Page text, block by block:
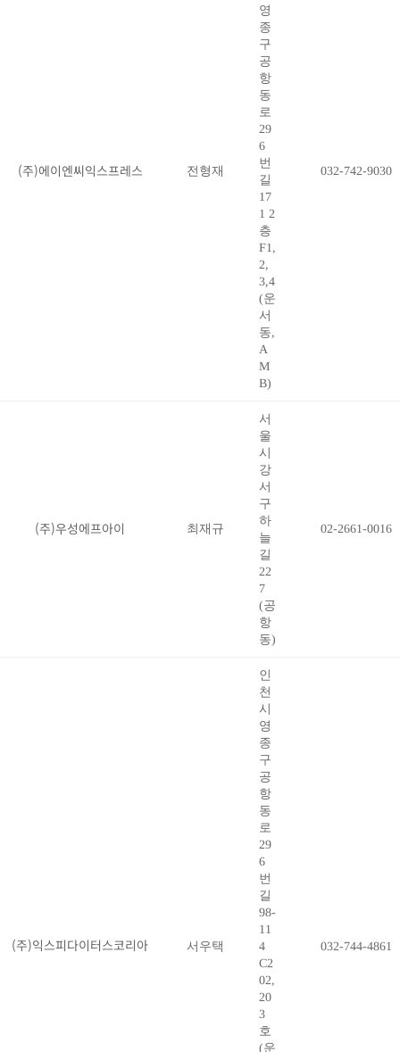
(주)에이엔씨익스프레스 전형재
영
종
구
공
항
동
로
29
6
번
길
17
1 2
층
F1,
2,
3,4
(운
서
동,
A
M
B)
032-742-9030
(주)우성에프아이 최재규
서
울
시
강
서
구
하
늘
길
22
7
(공
항
동)
02-2661-0016
(주)익스피다이터스코리아 서우택
인
천
시
영
종
구
공
항
동
로
29
6
번
길
98-
11
4
C2
02,
20
3
호
(운
032-744-4861